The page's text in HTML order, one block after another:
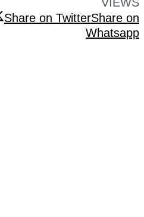
Share on TwitterShare on
Whatsapp